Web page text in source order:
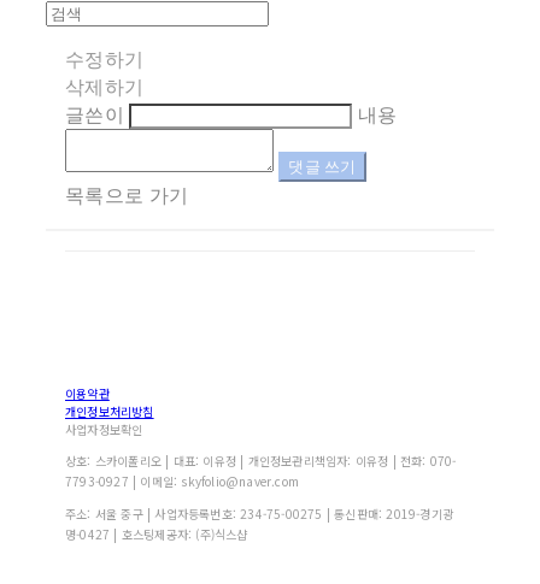
수정하기
삭제하기
글쓴이
내용
댓글 쓰기
목록으로 가기
이용약관
개인정보처리방침
사업자정보확인
상호: 스카이폴리오 | 대표: 이유정 | 개인정보관리책임자: 이유정 | 전화: 070-
7793-0927 | 이메일: skyfolio@naver.com
주소: 서울 중구 | 사업자등록번호: 234-75-00275 | 통신판매: 2019-경기광
명-0427 | 호스팅제공자: (주)식스샵